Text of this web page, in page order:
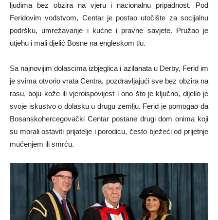
ljudima bez obzira na vjeru i nacionalnu pripadnost. Pod
Feridovim vodstvom, Centar je postao utočište za socijalnu
podršku, umrežavanje i kućne i pravne savjete. Pružao je
utjehu i mali djelić Bosne na engleskom tlu.
Sa najnovijim dolascima izbjeglica i azilanata u Derby, Ferid im
je svima otvorio vrata Centra, pozdravljajući sve bez obzira na
rasu, boju kože ili vjeroispovijest i ono što je ključno, dijelio je
svoje iskustvo o dolasku u drugu zemlju. Ferid je pomogao da
Bosanskohercegovački Centar postane drugi dom onima koji
su morali ostaviti prijatelje i porodicu, često bježeći od prijetnje
mučenjem ili smrću.